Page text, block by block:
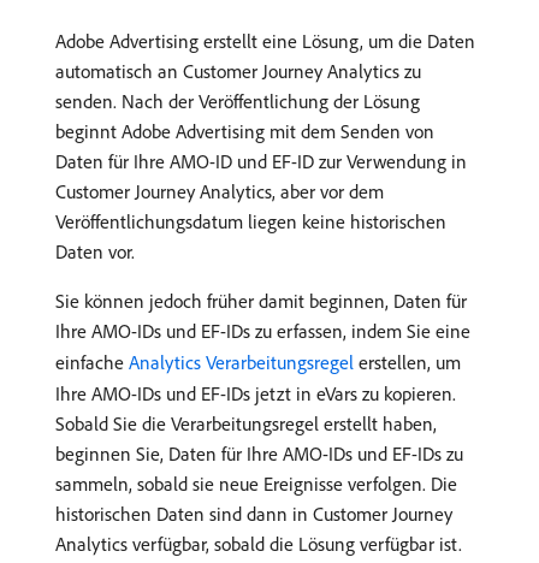
Adobe Advertising erstellt eine Lösung, um die Daten
automatisch an Customer Journey Analytics zu
senden. Nach der Veröffentlichung der Lösung
beginnt Adobe Advertising mit dem Senden von
Daten für Ihre AMO-ID und EF-ID zur Verwendung in
Customer Journey Analytics, aber vor dem
Veröffentlichungsdatum liegen keine historischen
Daten vor.
Sie können jedoch früher damit beginnen, Daten für
Ihre AMO-IDs und EF-IDs zu erfassen, indem Sie eine
einfache Analytics Verarbeitungsregel erstellen, um
Ihre AMO-IDs und EF-IDs jetzt in eVars zu kopieren.
Sobald Sie die Verarbeitungsregel erstellt haben,
beginnen Sie, Daten für Ihre AMO-IDs und EF-IDs zu
sammeln, sobald sie neue Ereignisse verfolgen. Die
historischen Daten sind dann in Customer Journey
Analytics verfügbar, sobald die Lösung verfügbar ist.